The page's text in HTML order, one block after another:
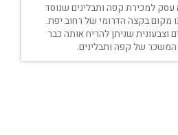
עסק למכירת קפה ותבלינים שנוסד
מקום בקצה הדרומי של רחוב יפת.
וצבעונית שניתן להריח אותה כבר
המשכר של קפה ותבלינים.